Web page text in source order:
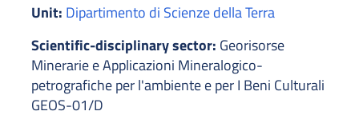
Unit: Dipartimento di Scienze della Terra
Scientific-disciplinary sector: Georisorse
Minerarie e Applicazioni Mineralogico-
petrografiche per l'ambiente e per I Beni Culturali
GEOS-01/D